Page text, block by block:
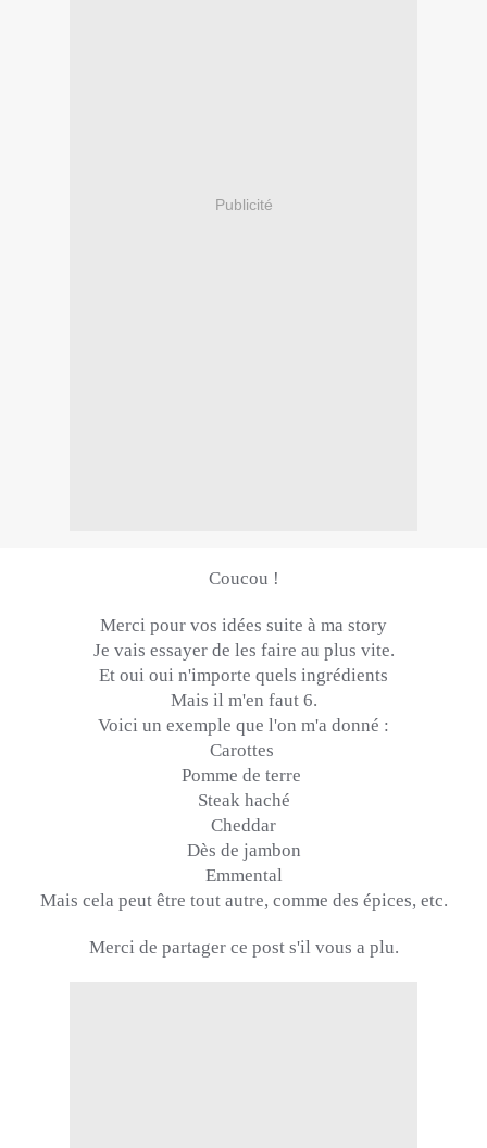
Publicité
Coucou !
Merci pour vos idées suite à ma story
Je vais essayer de les faire au plus vite.
Et oui oui n'importe quels ingrédients
Mais il m'en faut 6.
Voici un exemple que l'on m'a donné :
Carottes
Pomme de terre
Steak haché
Cheddar
Dès de jambon
Emmental
Mais cela peut être tout autre, comme des épices, etc.
Merci de partager ce post s'il vous a plu.